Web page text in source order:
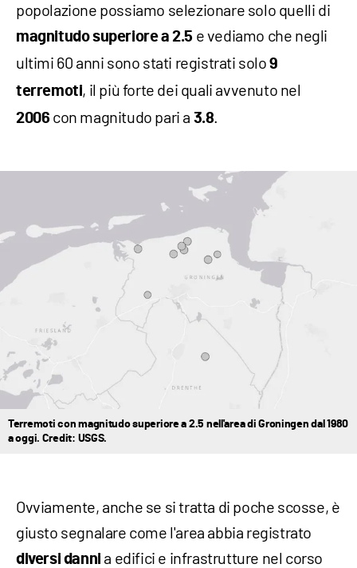
popolazione possiamo selezionare solo quelli di
magnitudosuperiore a 2.5 e vediamo che negli
ultimi 60 anni sono stati registrati solo9
terremoti, il più forte dei quali avvenuto nel
2006 con magnitudo pari a 3.8
Terremoti con magnitudo superiore a 2.5 nell'area di Groningen dal 1980
a oggi. Credit: USGS.
Ovviamente, anche se si tratta di poche scosse, è
giusto segnalare come l'area abbia registrato
diversi danni a edifici e infrastrutture nel corso